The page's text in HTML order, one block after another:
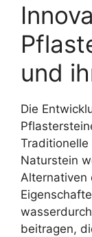
und
Die
Naturstein
Alternativen
beitragen,